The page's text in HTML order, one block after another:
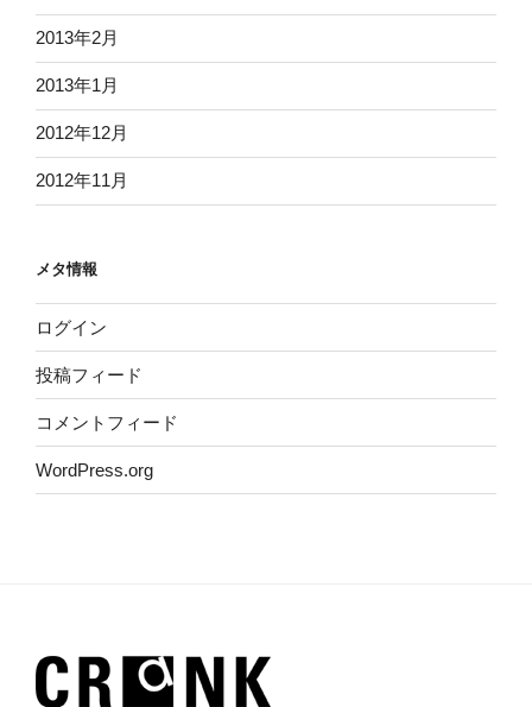
2013年2月
2013年1月
2012年12月
2012年11月
メタ情報
ログイン
投稿フィード
コメントフィード
WordPress.org